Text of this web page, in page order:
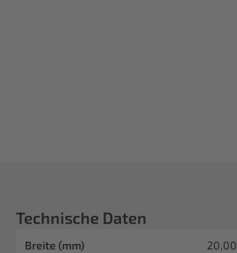
Technische Daten
Breite (mm) 20,00